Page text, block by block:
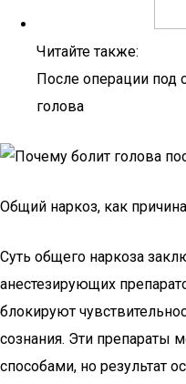
Читайте также:
После операции под
голова
Общий наркоз, как
Суть общего наркоза
анестезирующих
блокируют
сознания. Эти препараты
способами, но результат